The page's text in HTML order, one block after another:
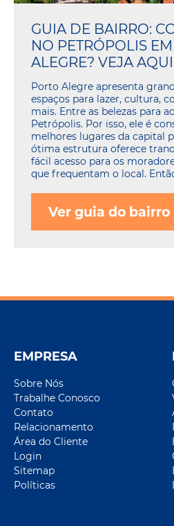
GUIA DE BAIRRO:
NO PETRÓPOLIS
ALEGRE? VEJA
Porto Alegre apresenta
espaços para lazer, cultura,
mais. Entre as belezas para
Petrópolis. Por isso, ele é
melhores lugares da capital
ótima estrutura oferece
fácil acesso para os
que frequentam o local.
Ver guia do bairro
EMPRESA
Sobre Nós
Trabalhe Conosco
Contato
Relacionamento
Área do Cliente
Login
Sitemap
Políticas